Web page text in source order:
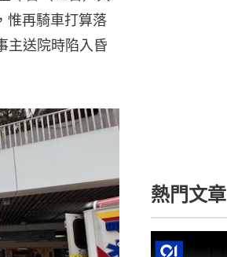
惟再騎車打算落
主送院時陷入昏
熱門文章